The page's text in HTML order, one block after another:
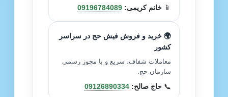
📱 خانم کریمی: 09196784089
🌍 خرید و فروش فیش حج در سراسر
کشور
معاملات شفاف، سریع و با مجوز رسمی
سازمان حج.
📞 حاج صالح: 09126890334